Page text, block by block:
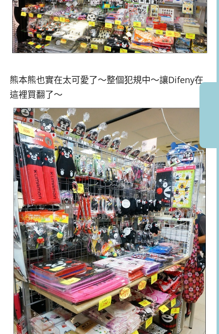
熊本熊也實在太可愛了～整個犯規中～讓Difeny在
這裡買翻了～